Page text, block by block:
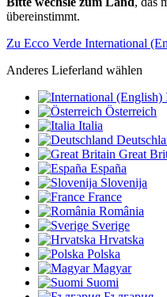
übereinstimmt.
Zu Ecco Verde International
Anderes Lieferland wählen
Österreich
Italia
Great
España
Slovenija
France
România
Sverige
Hrvatska
Polska
Magyar
Suomi